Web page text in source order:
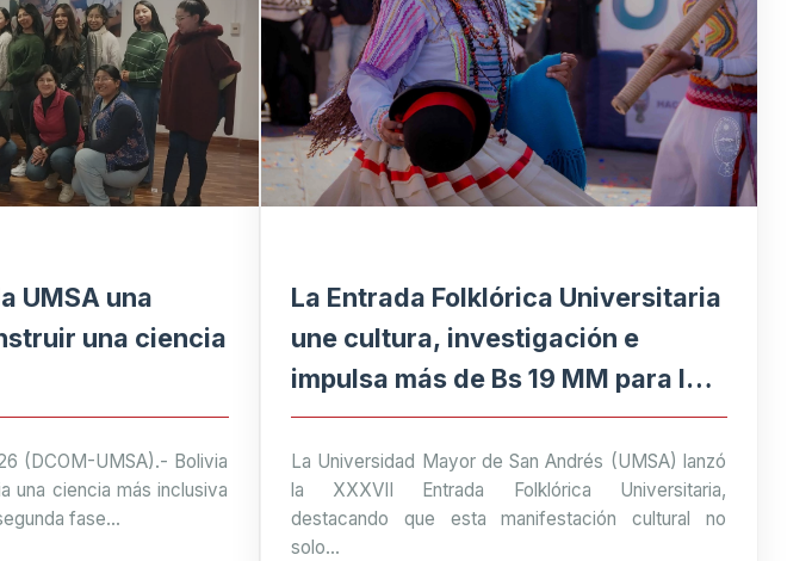
UMSA una
una ciencia
(DCOM-UMSA).- Bolivia
una ciencia más inclusiva
fase...
La Entrada Folklórica Universitaria
une cultura, investigación e
impulsa más de Bs 19 MM para la
economía paceña
La Universidad Mayor de San Andrés (UMSA) lanzó
la XXXVII Entrada Folklórica Universitaria,
destacando que esta manifestación cultural no
solo...